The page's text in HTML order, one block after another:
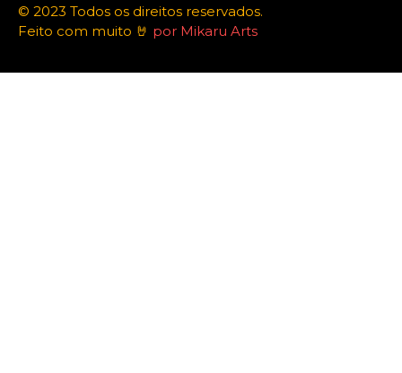
© 2023 Todos os direitos reservados.
Feito com muito 🤘 por Mikaru Arts